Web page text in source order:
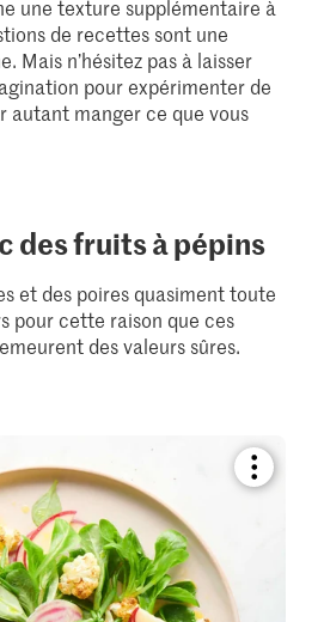
une texture supplémentaire à
de recettes sont une
Mais n’hésitez pas à laisser
pour expérimenter de
autant manger ce que vous
des fruits à pépins
et des poires quasiment toute
pour cette raison que ces
des valeurs sûres.
recipe